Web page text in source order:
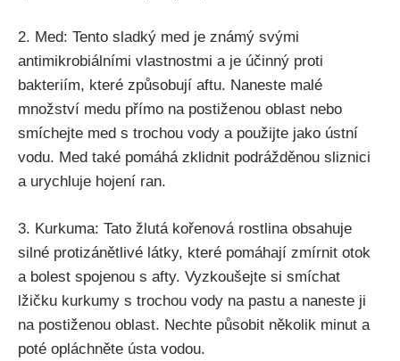
2. Med: Tento sladký med je známý svými⁤
antimikrobiálními vlastnostmi‌ a je účinný proti
bakteriím, které způsobují aftu. Naneste malé
množství ⁤medu přímo na postiženou oblast nebo
smíchejte med s trochou vody a použijte jako ústní
vodu. Med také pomáhá zklidnit podrážděnou sliznici
a urychluje hojení ran.
3. Kurkuma: ⁢Tato žlutá kořenová rostlina obsahuje
silné protizánětlivé ⁤látky, které pomáhají zmírnit otok
a bolest spojenou s afty. Vyzkoušejte si smíchat
lžičku kurkumy s trochou vody na pastu a naneste ji
na postiženou oblast. Nechte působit ‍několik minut a
poté opláchněte ústa vodou.